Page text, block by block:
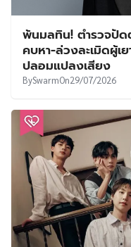
พ้นมลทิน! ตำรวจปัด
คบหา-ล่วงละเมิดผู้เ
ปลอมแปลงเสียง
BySwarmOn29/07/2026